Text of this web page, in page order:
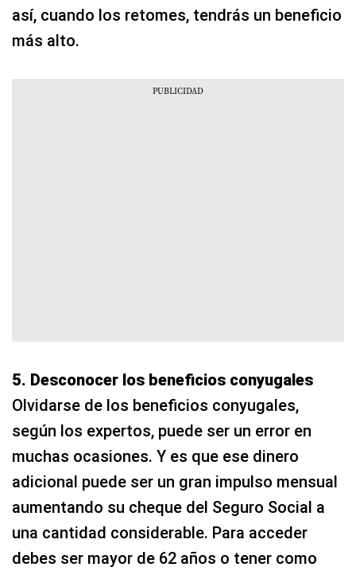
así, cuando los retomes, tendrás un beneficio
más alto.
5. Desconocer los beneficios conyugales
Olvidarse de los beneficios conyugales,
según los expertos, puede ser un error en
muchas ocasiones. Y es que ese dinero
adicional puede ser un gran impulso mensual
aumentando su cheque del Seguro Social a
una cantidad considerable. Para acceder
debes ser mayor de 62 años o tener como